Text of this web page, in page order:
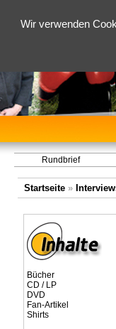
Wir verwenden
Rundbrief
Startseite»
Bücher
CD / LP
DVD
Fan-Artikel
Shirts